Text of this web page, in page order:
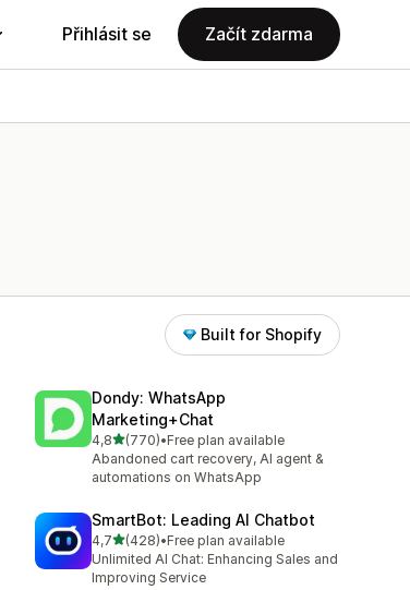
Přihlásit se Začít zdarma
Built for Shopify
Dondy: WhatsApp
Marketing+Chat
4,8z 5 hvězd
(770)
Celkový počet recenzí: 770
•Free plan available
Abandoned cart recovery, AI agent &
automations on WhatsApp
SmartBot: Leading AI Chatbot
4,7z 5 hvězd
(428)
Celkový počet recenzí: 428
•Free plan available
Unlimited AI Chat: Enhancing Sales and
Improving Service